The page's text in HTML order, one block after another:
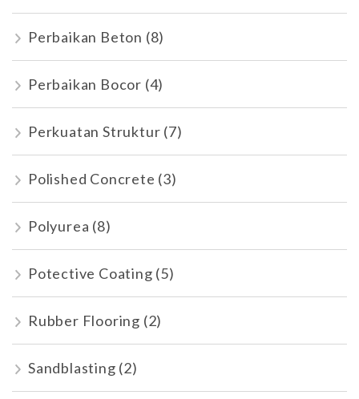
Perbaikan Beton (8)
Perbaikan Bocor (4)
Perkuatan Struktur (7)
Polished Concrete (3)
Polyurea (8)
Potective Coating (5)
Rubber Flooring (2)
Sandblasting (2)